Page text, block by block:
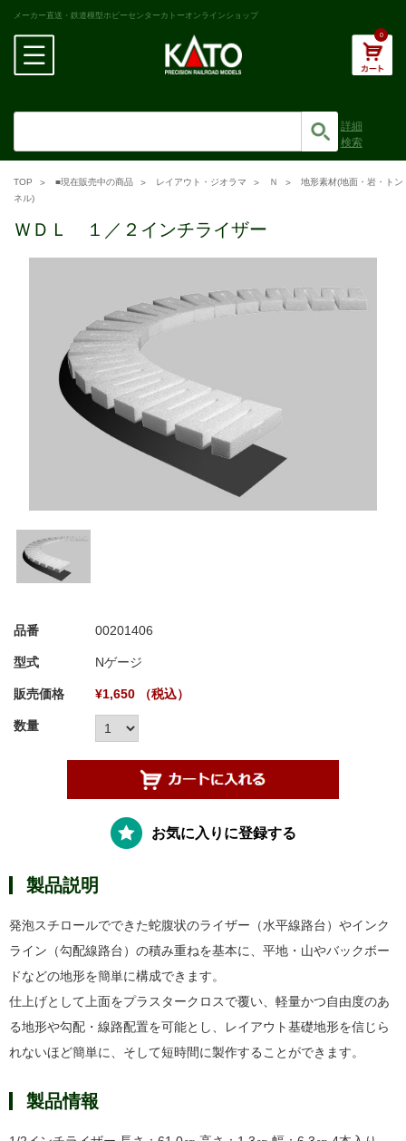
メーカー直送・鉄道模型ホビーセンターカトーオンラインショップ
0
詳細
検索
TOP ■現在販売中の商品 レイアウト・ジオラマ Ｎ
地形素材(地面・岩・トン
ネル)
ＷＤＬ １／２インチライザー
品番 00201406
型式 Nゲージ
販売価格 ¥1,650 （税込）
数量
お気に入りに登録する
製品説明
発泡スチロールでできた蛇腹状のライザー（水平線路台）やインク
ライン（勾配線路台）の積み重ねを基本に、平地・山やバックボー
ドなどの地形を簡単に構成できます。
仕上げとして上面をプラスタークロスで覆い、軽量かつ自由度のあ
る地形や勾配・線路配置を可能とし、レイアウト基礎地形を信じら
れないほど簡単に、そして短時間に製作することができます。
製品情報